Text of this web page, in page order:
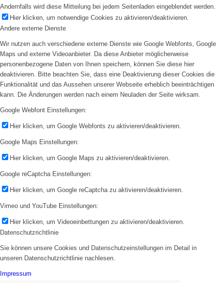
Menü
Andernfalls wird diese Mitteilung bei jedem Seitenladen eingeblendet werden.
Hier klicken, um notwendige Cookies zu aktivieren/deaktivieren.
Andere externe Dienste
Wir nutzen auch verschiedene externe Dienste wie Google Webfonts, Google
Maps und externe Videoanbieter. Da diese Anbieter möglicherweise
personenbezogene Daten von Ihnen speichern, können Sie diese hier
deaktivieren. Bitte beachten Sie, dass eine Deaktivierung dieser Cookies die
Funktionalität und das Aussehen unserer Webseite erheblich beeinträchtigen
kann. Die Änderungen werden nach einem Neuladen der Seite wirksam.
Google Webfont Einstellungen:
Hier klicken, um Google Webfonts zu aktivieren/deaktivieren.
Google Maps Einstellungen:
Hier klicken, um Google Maps zu aktivieren/deaktivieren.
Google reCaptcha Einstellungen:
Hier klicken, um Google reCaptcha zu aktivieren/deaktivieren.
Vimeo und YouTube Einstellungen:
Hier klicken, um Videoeinbettungen zu aktivieren/deaktivieren.
Datenschutzrichtlinie
Sie können unsere Cookies und Datenschutzeinstellungen im Detail in
unseren Datenschutzrichtlinie nachlesen.
Impressum